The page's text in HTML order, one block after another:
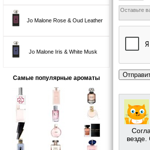
Jo Malone Rose & Oud Leather
Jo Malone Iris & White Musk
Самые популярные ароматы